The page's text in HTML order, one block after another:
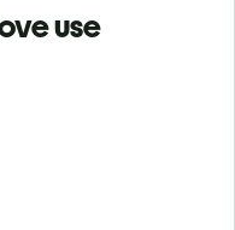
use